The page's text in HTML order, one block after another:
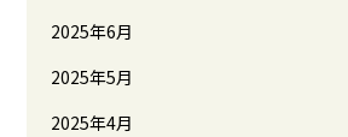
2025年6月
2025年5月
2025年4月